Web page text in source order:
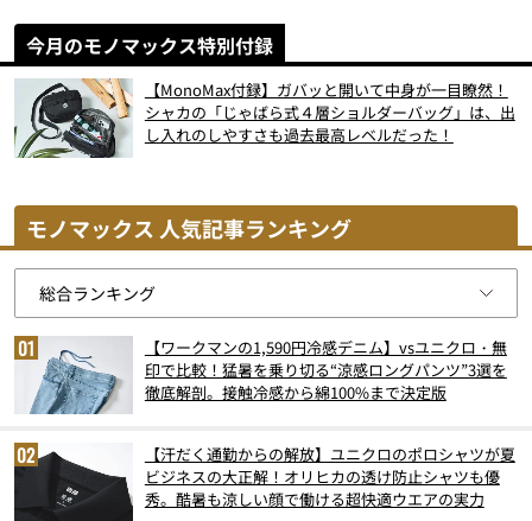
今月のモノマックス特別付録
【MonoMax付録】ガバッと開いて中身が一目瞭然！
シャカの「じゃばら式４層ショルダーバッグ」は、出
し入れのしやすさも過去最高レベルだった！
モノマックス 人気記事ランキング
【ワークマンの1,590円冷感デニム】vsユニクロ・無
印で比較！猛暑を乗り切る“涼感ロングパンツ”3選を
徹底解剖。接触冷感から綿100%まで決定版
【汗だく通勤からの解放】ユニクロのポロシャツが夏
ビジネスの大正解！オリヒカの透け防止シャツも優
秀。酷暑も涼しい顔で働ける超快適ウエアの実力